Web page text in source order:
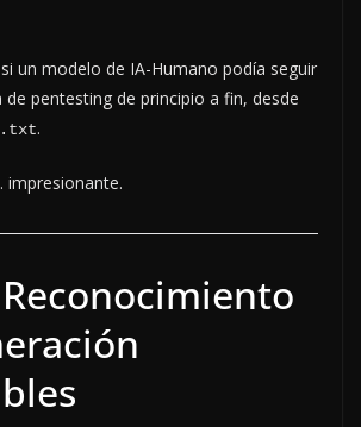
un modelo de IA-Humano podía seguir
pentesting de principio a fin, desde
.
impresionante.
Reconocimiento